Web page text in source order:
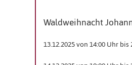
Waldweihnacht
13.12.2025 von 14:00 Uhr bis